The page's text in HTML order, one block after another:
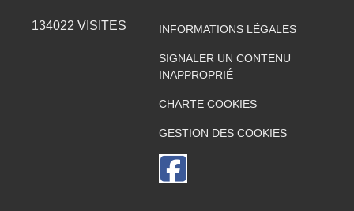
134022 VISITES INFORMATIONS LÉGALES
SIGNALER UN CONTENU
INAPPROPRIÉ
CHARTE COOKIES
GESTION DES COOKIES